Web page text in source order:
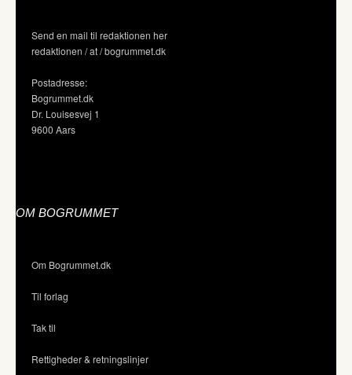
Send en mail til redaktionen her
redaktionen / at / bogrummet.dk
Postadresse:
Bogrummet.dk
Dr. Louisesvej 1
9600 Aars
OM BOGRUMMET
Om Bogrummet.dk
Til forlag
Tak til
Rettigheder & retningslinjer